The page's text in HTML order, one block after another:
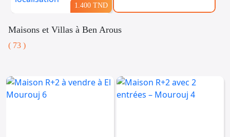
1.400 TND
Maisons et Villas à Ben Arous
( 73 )